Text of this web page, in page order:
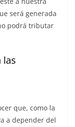
será generada
podrá tributar
las
que, como la
a depender del